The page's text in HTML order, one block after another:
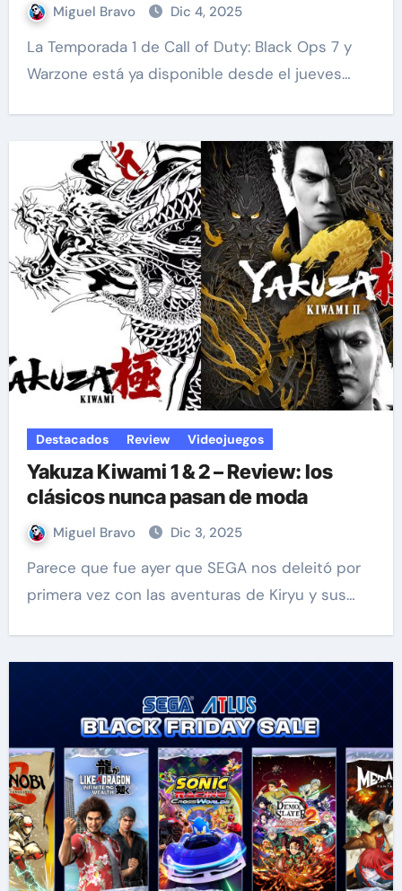
Miguel Bravo Dic 4, 2025
La Temporada 1 de Call of Duty: Black Ops 7 y
Warzone está ya disponible desde el jueves…
Destacados Review Videojuegos
Yakuza Kiwami 1 & 2 – Review: los
clásicos nunca pasan de moda
Miguel Bravo Dic 3, 2025
Parece que fue ayer que SEGA nos deleitó por
primera vez con las aventuras de Kiryu y sus…